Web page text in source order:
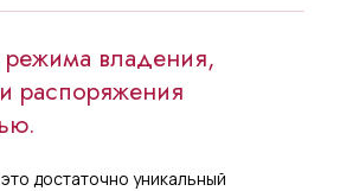
режима владения,
распоряжения
достаточно уникальный